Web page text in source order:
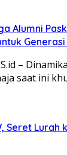
Alumni
Generasi
–
saat ini
Seret Lurah